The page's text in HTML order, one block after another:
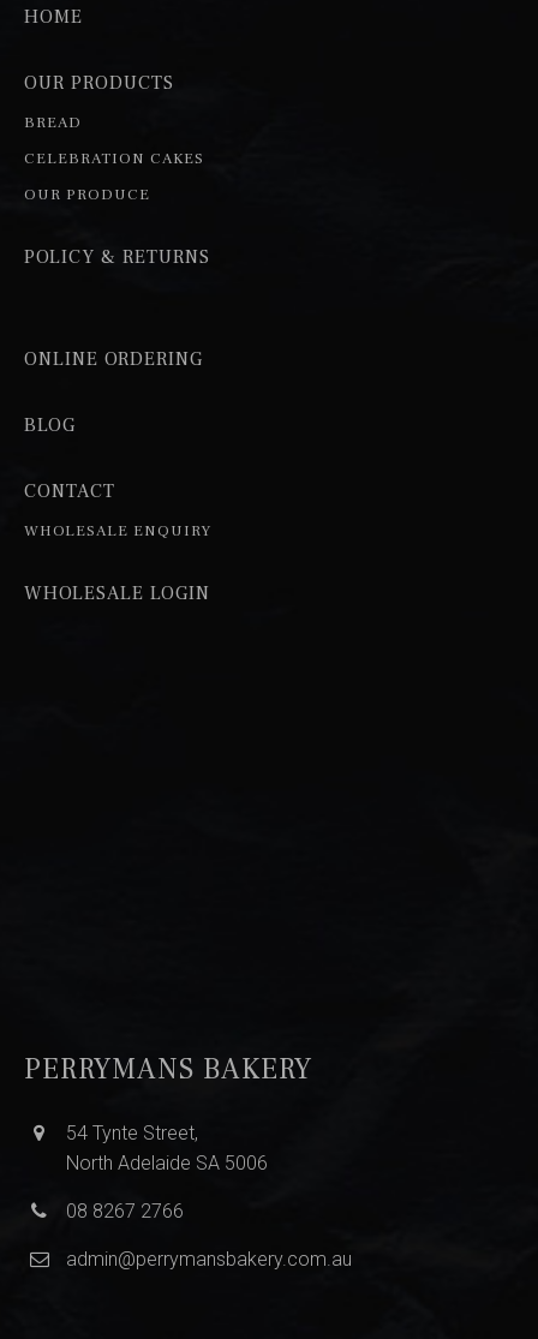
HOME
OUR PRODUCTS
BREAD
CELEBRATION CAKES
OUR PRODUCE
POLICY & RETURNS
ONLINE ORDERING
BLOG
CONTACT
WHOLESALE ENQUIRY
WHOLESALE LOGIN
PERRYMANS BAKERY
54 Tynte Street,
North Adelaide SA 5006
08 8267 2766
admin@perrymansbakery.com.au